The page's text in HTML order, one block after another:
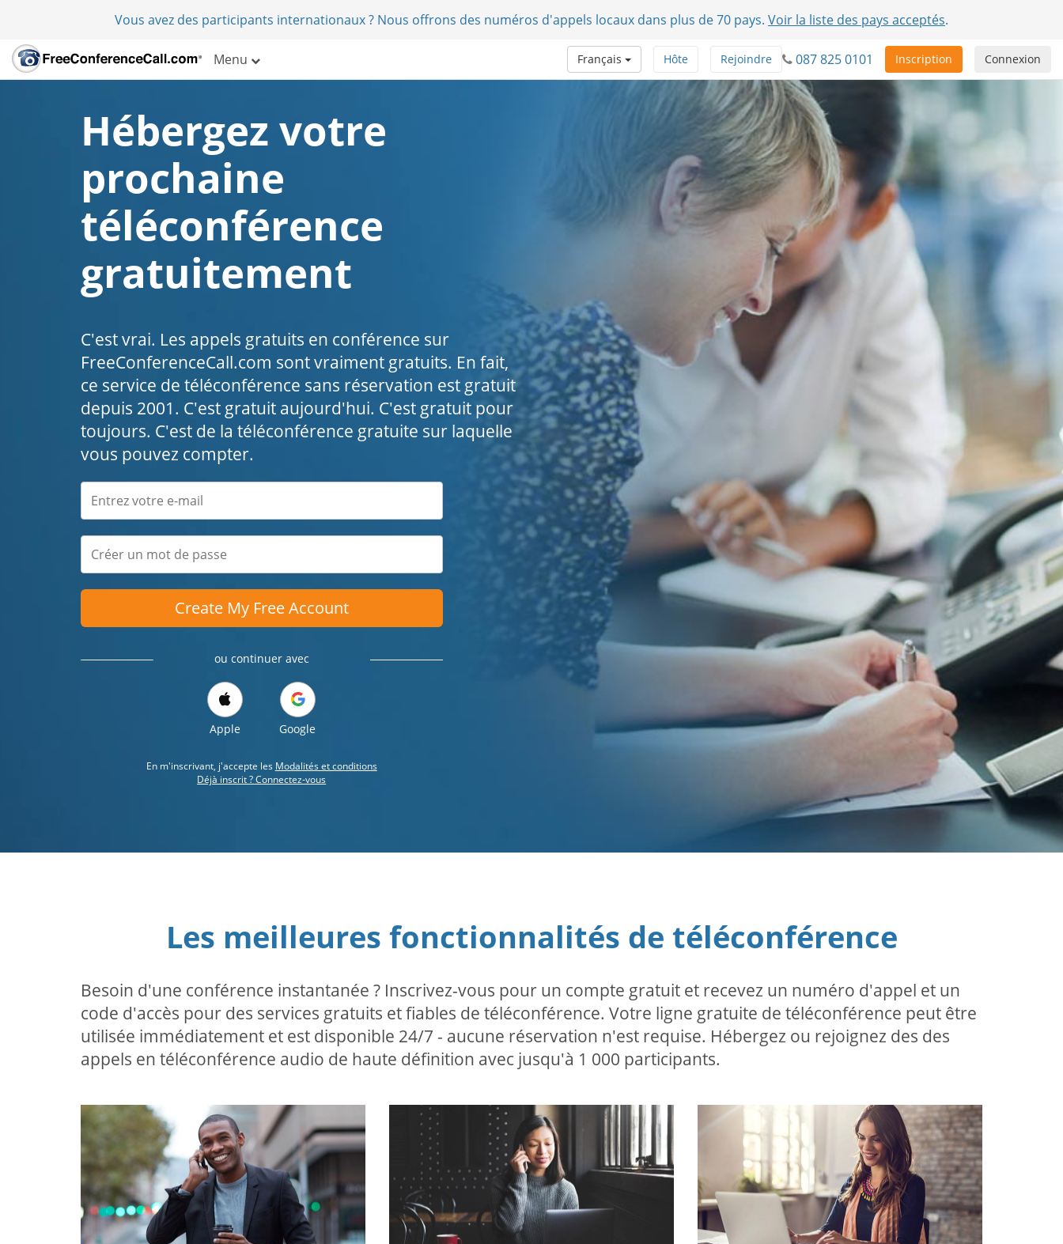
Vous avez des participants internationaux ? Nous offrons des numéros d'appels locaux dans plus de 70 pays. Voir la liste des pays acceptés.
Menu Connexion
Inscription
087 825 0101
Rejoindre
Hôte
Français
Hébergez votre
prochaine
téléconférence
gratuitement
C'est vrai. Les appels gratuits en conférence sur
FreeConferenceCall.com sont vraiment gratuits. En fait,
ce service de téléconférence sans réservation est gratuit
depuis 2001. C'est gratuit aujourd'hui. C'est gratuit pour
toujours. C'est de la téléconférence gratuite sur laquelle
vous pouvez compter.
Create My Free Account
ou continuer avec
Apple Google
En m'inscrivant, j'accepte les Modalités et conditions
Déjà inscrit ? Connectez-vous
Les meilleures fonctionnalités de téléconférence
Besoin d'une conférence instantanée ? Inscrivez-vous pour un compte gratuit et recevez un numéro d'appel et un
code d'accès pour des services gratuits et fiables de téléconférence. Votre ligne gratuite de téléconférence peut être
utilisée immédiatement et est disponible 24/7 - aucune réservation n'est requise. Hébergez ou rejoignez des des
appels en téléconférence audio de haute définition avec jusqu'à 1 000 participants.